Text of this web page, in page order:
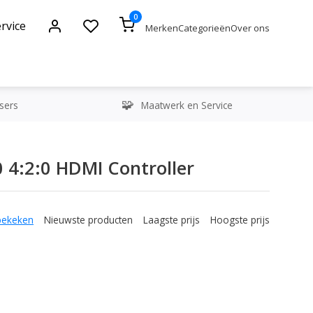
0
MerkenCategorieënOver ons
Maatwerk en Service
4:2:0 HDMI Controller
Nieuwste producten Laagste prijs Hoogste prijs